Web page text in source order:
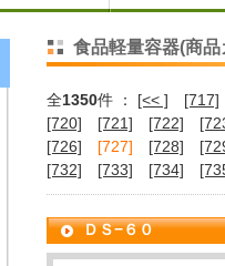
食品軽量容器(商
全1350件 ： [<< ]
[717]
[720]
[721] [722]
[726]
[727] [728]
[732]
[733] [734]
ＤＳ−６０